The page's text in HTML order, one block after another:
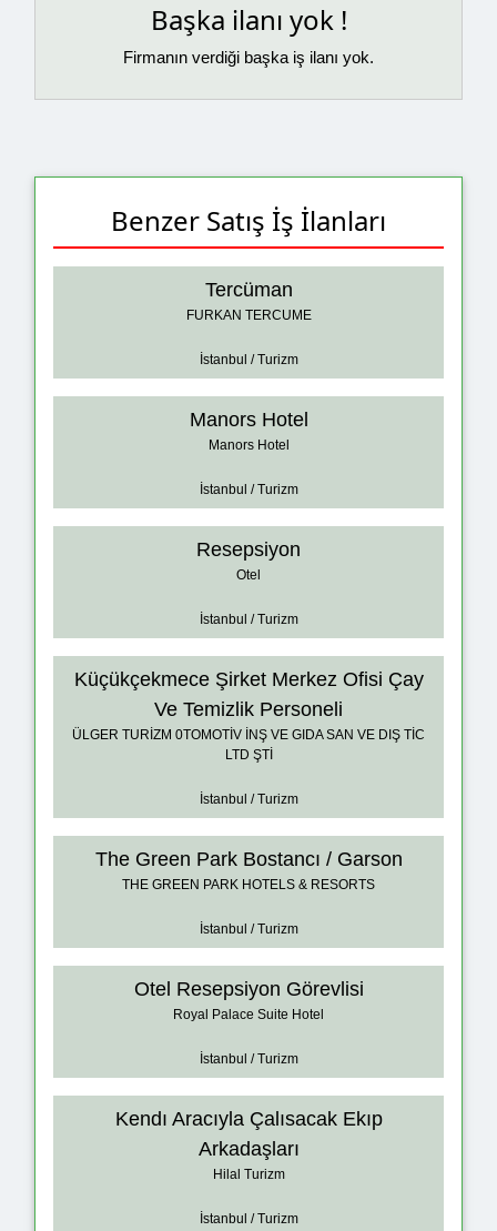
Başka ilanı yok !
Firmanın verdiği başka iş ilanı yok.
Benzer Satış İş İlanları
Tercüman
FURKAN TERCUME
İstanbul / Turizm
Manors Hotel
Manors Hotel
İstanbul / Turizm
Resepsiyon
Otel
İstanbul / Turizm
Küçükçekmece Şirket Merkez Ofisi Çay
Ve Temizlik Personeli
ÜLGER TURİZM 0TOMOTİV İNŞ VE GIDA SAN VE DIŞ TİC
LTD ŞTİ
İstanbul / Turizm
The Green Park Bostancı / Garson
THE GREEN PARK HOTELS & RESORTS
İstanbul / Turizm
Otel Resepsiyon Görevlisi
Royal Palace Suite Hotel
İstanbul / Turizm
Kendı Aracıyla Çalısacak Ekıp
Arkadaşları
Hilal Turizm
İstanbul / Turizm